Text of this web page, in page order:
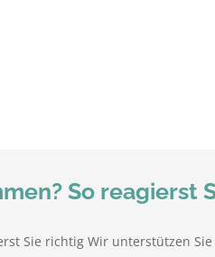
So reagierst
Sie richtig Wir unterstützen